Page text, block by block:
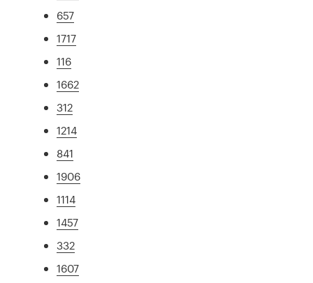
657
1717
116
1662
312
1214
841
1906
1114
1457
332
1607